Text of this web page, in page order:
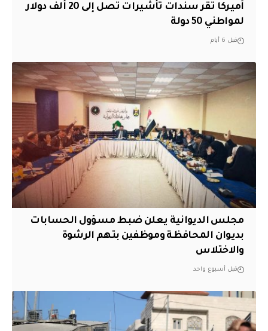
أميركا تقر سندات تأشيرات تصل إلى 20 ألف دولار
لمواطني 50 دولة
قبل 6 أيام
مجلس الديوانية يعلن ضبط مسؤول الحسابات
بديوان المحافظة وموظفين بتهم الرشوة
والاختلاس
قبل أسبوع واحد